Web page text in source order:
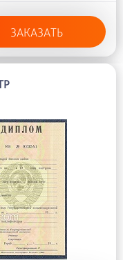
ЗАКАЗАТЬ